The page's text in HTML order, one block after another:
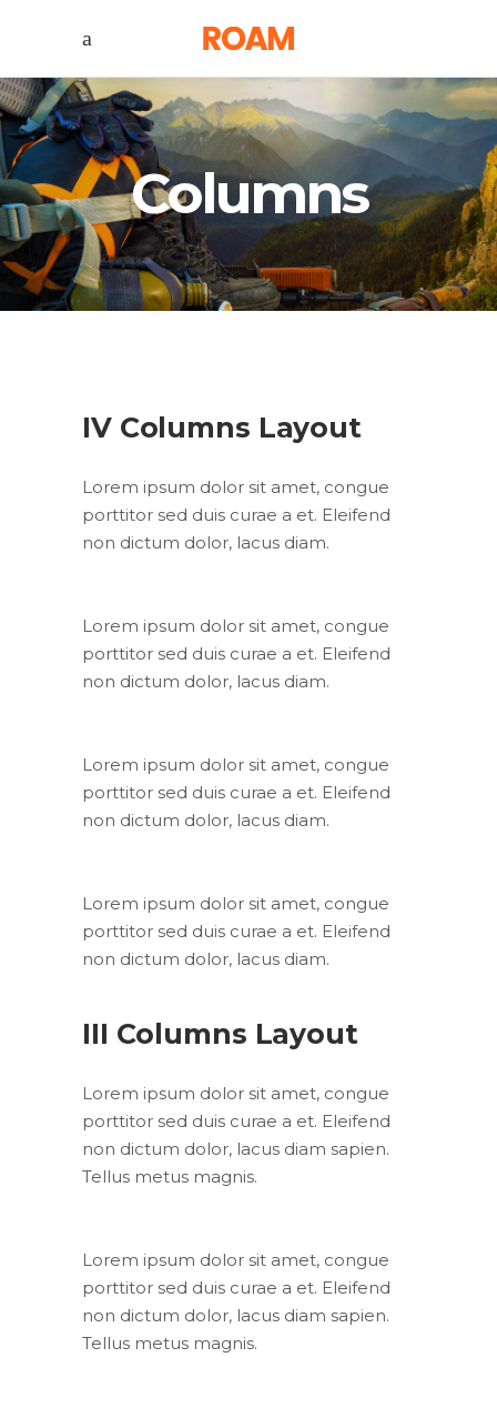
Columns
IV Columns Layout
Lorem ipsum dolor sit amet, congue
porttitor sed duis curae a et. Eleifend
non dictum dolor, lacus diam.
Lorem ipsum dolor sit amet, congue
porttitor sed duis curae a et. Eleifend
non dictum dolor, lacus diam.
Lorem ipsum dolor sit amet, congue
porttitor sed duis curae a et. Eleifend
non dictum dolor, lacus diam.
Lorem ipsum dolor sit amet, congue
porttitor sed duis curae a et. Eleifend
non dictum dolor, lacus diam.
III Columns Layout
Lorem ipsum dolor sit amet, congue
porttitor sed duis curae a et. Eleifend
non dictum dolor, lacus diam sapien.
Tellus metus magnis.
Lorem ipsum dolor sit amet, congue
porttitor sed duis curae a et. Eleifend
non dictum dolor, lacus diam sapien.
Tellus metus magnis.